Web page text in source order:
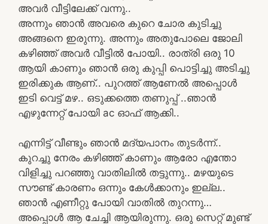
അവർ വീട്ടിലേക്ക് വന്നു..
അന്നും ഞാൻ അവരെ കുറെ ചോര കുടിച്ചു
അങ്ങനെ ഇരുന്നു. അന്നും അതുപോലെ ജോലി
കഴിഞ്ഞ് അവർ വീട്ടിൽ പോയി.. രാത്രി ഒരു 10
ആയി കാണും ഞാൻ ഒരു കുപ്പി പൊട്ടിച്ചു അടിച്ചു
ഇരിക്കുക ആണ്.. പുറത്ത് ആണേൽ അപ്പൊൾ
ഇടി വെട്ട് മഴ.. ഒടുക്കത്തെ തണുപ്പ് ..ഞാൻ
എഴുന്നേറ്റ് പോയി ac ഓഫ് ആക്കി..
എന്നിട്ട് വീണ്ടും ഞാൻ മദ്യപാനം തുടർന്ന്..
കുറച്ചു നേരം കഴിഞ്ഞ് കാണും ആരോ എന്തോ
വിളിച്ചു പറഞ്ഞു വാതിലിൽ തട്ടുന്നു.. മഴയുടെ
സൗണ്ട് കാരണം ഒന്നും കേൾക്കാനും ഇല്ല..
ഞാൻ എണീറ്റു പോയി വാതിൽ തുറന്നു…
അപ്പൊൾ ആ ചേച്ചി ആയിരുന്നു. ഒരു സെറ്റ് മുണ്ട്